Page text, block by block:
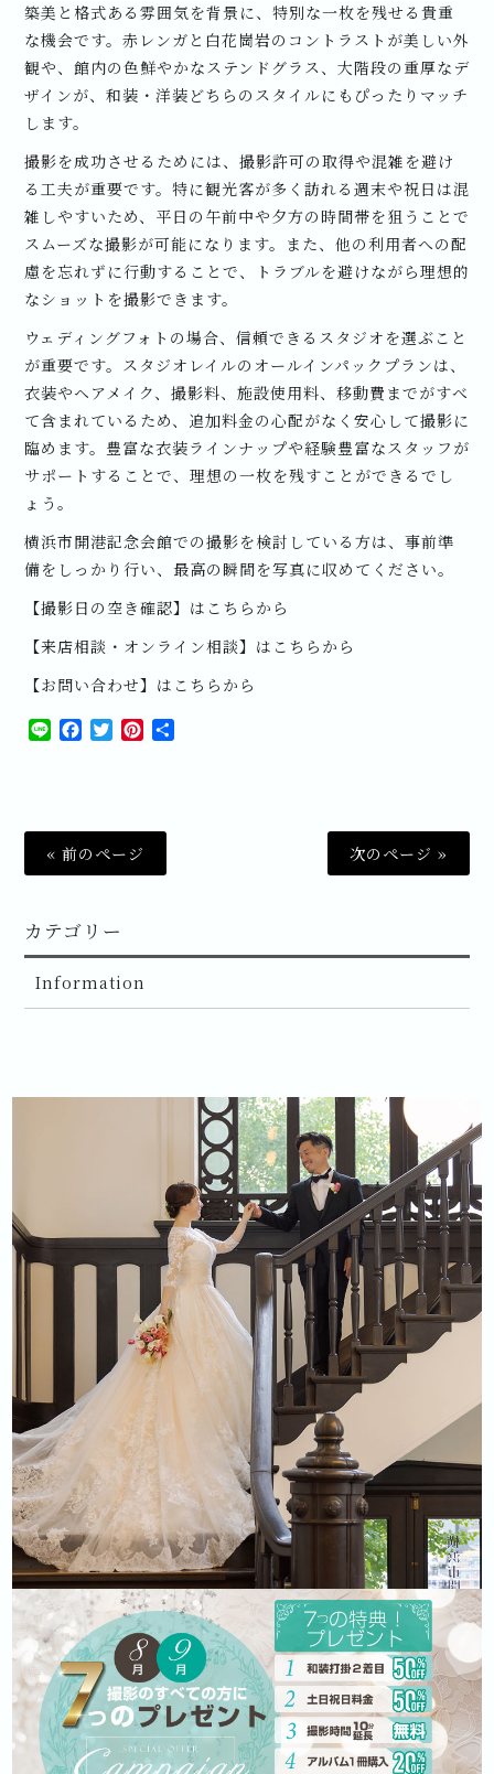
築美と格式ある雰囲気を背景に、特別な一枚を残せる貴重
な機会です。赤レンガと白花崗岩のコントラストが美しい外
観や、館内の色鮮やかなステンドグラス、大階段の重厚なデ
ザインが、和装・洋装どちらのスタイルにもぴったりマッチ
します。
撮影を成功させるためには、撮影許可の取得や混雑を避け
る工夫が重要です。特に観光客が多く訪れる週末や祝日は混
雑しやすいため、平日の午前中や夕方の時間帯を狙うことで
スムーズな撮影が可能になります。また、他の利用者への配
慮を忘れずに行動することで、トラブルを避けながら理想的
なショットを撮影できます。
ウェディングフォトの場合、信頼できるスタジオを選ぶこと
が重要です。スタジオレイルのオールインパックプランは、
衣装やヘアメイク、撮影料、施設使用料、移動費までがすべ
て含まれているため、追加料金の心配がなく安心して撮影に
臨めます。豊富な衣装ラインナップや経験豊富なスタッフが
サポートすることで、理想の一枚を残すことができるでし
ょう。
横浜市開港記念会館での撮影を検討している方は、事前準
備をしっかり行い、最高の瞬間を写真に収めてください。
【撮影日の空き確認】はこちらから
【来店相談・オンライン相談】はこちらから
【お問い合わせ】はこちらから
LineFacebook
TwitterPinterest
共
« 前のページ 次のページ »
カテゴリー
Information